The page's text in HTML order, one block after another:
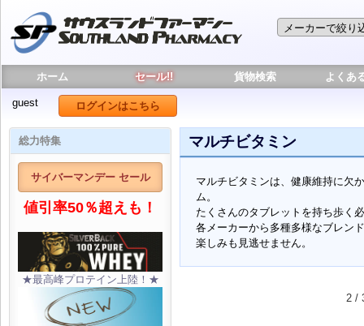
ホーム セール!! 貨物検索 よくあ
guest ログインはこちら
総力特集
サイバーマンデー セール
値引率50％超えも！
★最高峰プロテイン上陸！★
マルチビタミン
マルチビタミンは、健康維持に欠
ム。
たくさんのタブレットを持ち歩く
各メーカーから多種多様なブレン
楽しみも見逃せません。
2 /